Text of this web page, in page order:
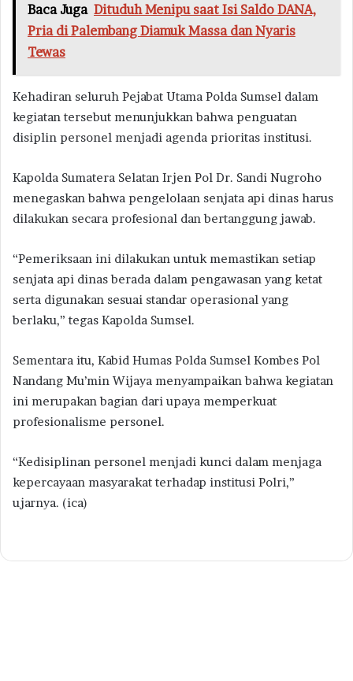
Baca Juga Dituduh Menipu saat Isi Saldo DANA,
Pria di Palembang Diamuk Massa dan Nyaris
Tewas
Kehadiran seluruh Pejabat Utama Polda Sumsel dalam
kegiatan tersebut menunjukkan bahwa penguatan
disiplin personel menjadi agenda prioritas institusi.
Kapolda Sumatera Selatan Irjen Pol Dr. Sandi Nugroho
menegaskan bahwa pengelolaan senjata api dinas harus
dilakukan secara profesional dan bertanggung jawab.
“Pemeriksaan ini dilakukan untuk memastikan setiap
senjata api dinas berada dalam pengawasan yang ketat
serta digunakan sesuai standar operasional yang
berlaku,” tegas Kapolda Sumsel.
Sementara itu, Kabid Humas Polda Sumsel Kombes Pol
Nandang Mu’min Wijaya menyampaikan bahwa kegiatan
ini merupakan bagian dari upaya memperkuat
profesionalisme personel.
“Kedisiplinan personel menjadi kunci dalam menjaga
kepercayaan masyarakat terhadap institusi Polri,”
ujarnya. (ica)